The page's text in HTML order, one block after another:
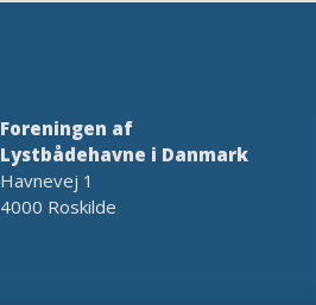
Foreningen af
Lystbådehavne i Danmark
Havnevej 1
4000 Roskilde